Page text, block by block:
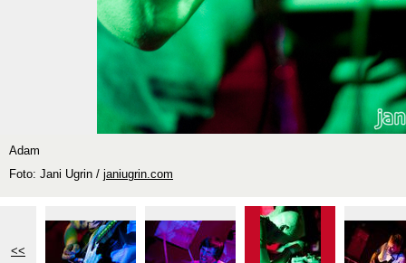
Adam
Foto: Jani Ugrin / janiugrin.com
<<